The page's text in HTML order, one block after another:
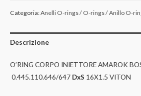
Categoria:Anelli O-rings / O-rings / Anillo O-
Descrizione
O’RING CORPO INIETTORE AMAROK
0.445.110.646/647 DxS 16X1.5 VITON